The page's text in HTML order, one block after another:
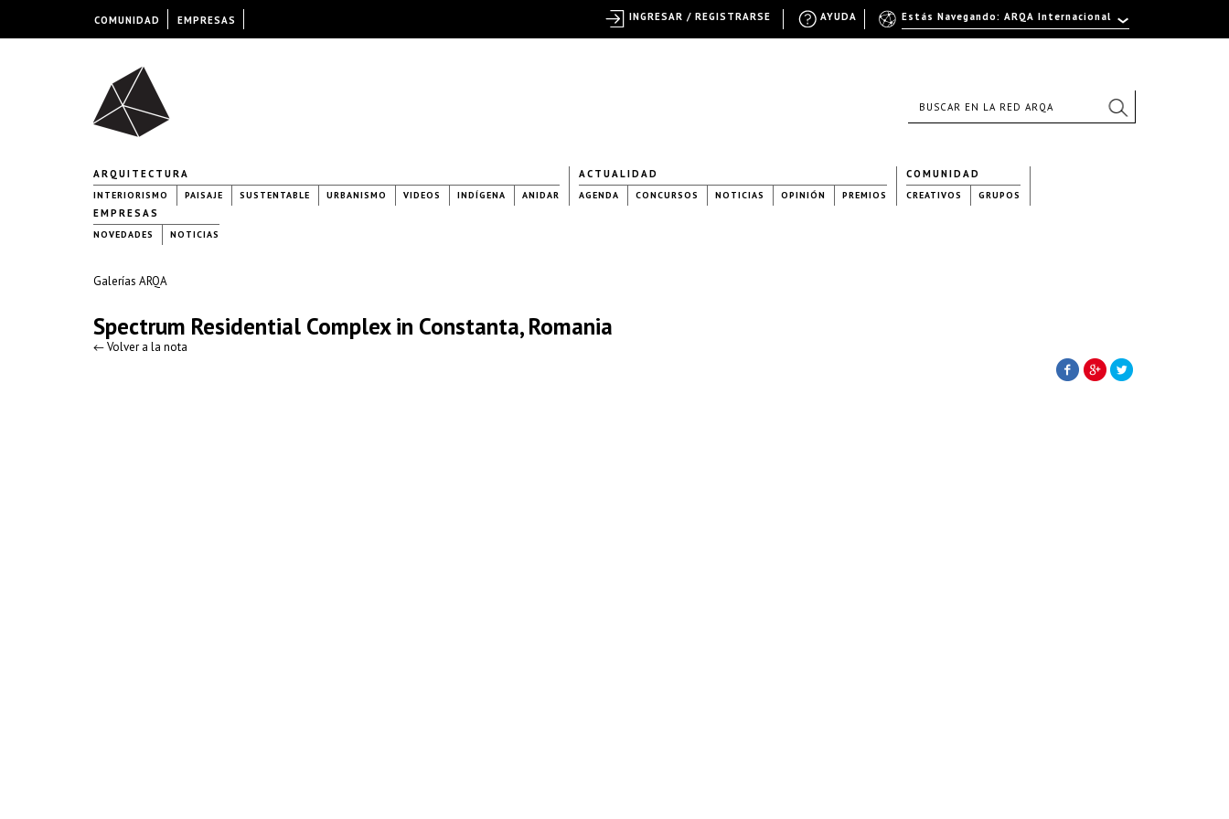
ARQUITECTURA
INTERIORISMO PAISAJE SUSTENTABLE URBANISMO VIDEOS INDÍGENA ANIDAR
ACTUALIDAD
AGENDA CONCURSOS NOTICIAS OPINIÓN PREMIOS
COMUNIDAD
CREATIVOS GRUPOS
EMPRESAS
NOVEDADES NOTICIAS
Galerías ARQA
Spectrum Residential Complex in Constanta, Romania
← Volver a la nota
COMUNIDAD EMPRESAS Estás Navegando: ARQA Internacional
AYUDA
INGRESAR / REGISTRARSE